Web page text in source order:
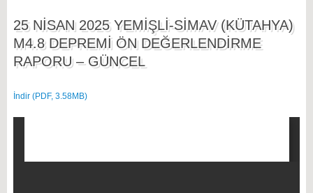
25 NİSAN 2025 YEMİŞLİ-SİMAV (KÜTAHYA)
M4.8 DEPREMİ ÖN DEĞERLENDİRME
RAPORU – GÜNCEL
İndir (PDF, 3.58MB)